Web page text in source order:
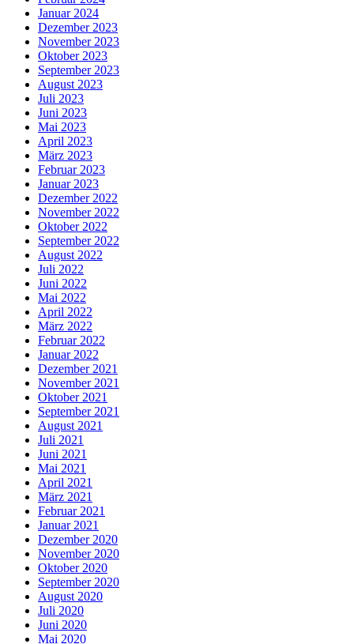
Januar 2024
Dezember 2023
November 2023
Oktober 2023
September 2023
August 2023
Juli 2023
Juni 2023
Mai 2023
April 2023
März 2023
Februar 2023
Januar 2023
Dezember 2022
November 2022
Oktober 2022
September 2022
August 2022
Juli 2022
Juni 2022
Mai 2022
April 2022
März 2022
Februar 2022
Januar 2022
Dezember 2021
November 2021
Oktober 2021
September 2021
August 2021
Juli 2021
Juni 2021
Mai 2021
April 2021
März 2021
Februar 2021
Januar 2021
Dezember 2020
November 2020
Oktober 2020
September 2020
August 2020
Juli 2020
Juni 2020
Mai 2020